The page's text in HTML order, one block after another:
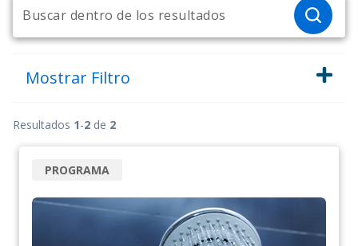
Mostrar Filtro
Resultados 1-2 de 2
PROGRAMA